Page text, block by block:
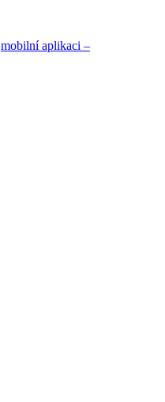
mobilní aplikaci –